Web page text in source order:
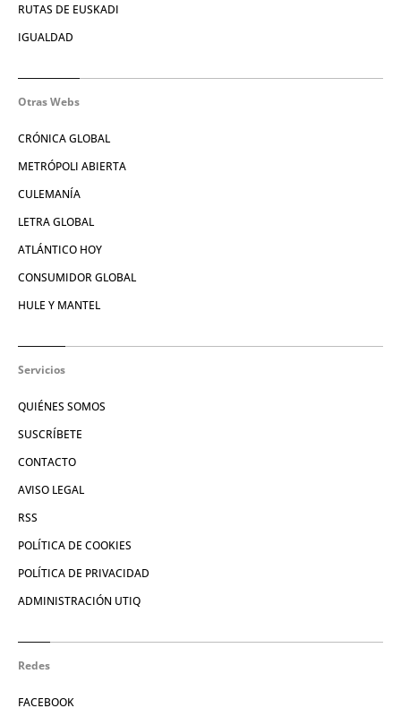
RUTAS DE EUSKADI
IGUALDAD
Otras Webs
CRÓNICA GLOBAL
METRÓPOLI ABIERTA
CULEMANÍA
LETRA GLOBAL
ATLÁNTICO HOY
CONSUMIDOR GLOBAL
HULE Y MANTEL
Servicios
QUIÉNES SOMOS
SUSCRÍBETE
CONTACTO
AVISO LEGAL
RSS
POLÍTICA DE COOKIES
POLÍTICA DE PRIVACIDAD
ADMINISTRACIÓN UTIQ
Redes
FACEBOOK